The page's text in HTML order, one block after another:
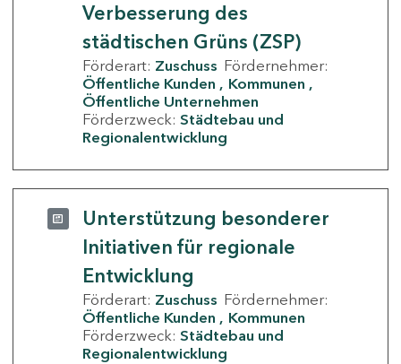
Verbesserung des
städtischen Grüns (ZSP)
Förderart: Zuschuss Fördernehmer:
Öffentliche Kunden
Kommunen
Öffentliche Unternehmen
Förderzweck: Städtebau und
Regionalentwicklung
Unterstützung besonderer
Initiativen für regionale
Entwicklung
Förderart: Zuschuss Fördernehmer:
Öffentliche Kunden
Kommunen
Förderzweck: Städtebau und
Regionalentwicklung